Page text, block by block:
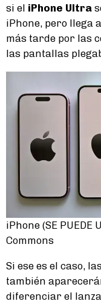
si el iPhone Ultra
iPhone, pero llega
más tarde por las
las pantallas
iPhone (SE PUEDE
Commons
Si ese es el caso,
también
diferenciar el